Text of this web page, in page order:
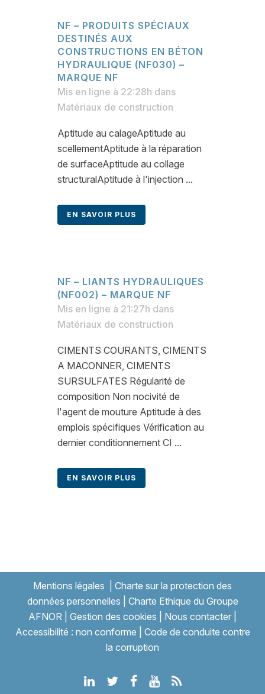
NF – PRODUITS SPÉCIAUX
DESTINÉS AUX
CONSTRUCTIONS EN BÉTON
HYDRAULIQUE (NF030) –
MARQUE NF
Mis en ligne à 22:28h dans
Matériaux de construction
Aptitude au calageAptitude au
scellementAptitude à la réparation
de surfaceAptitude au collage
structuralAptitude à l'injection ...
EN SAVOIR PLUS
NF – LIANTS HYDRAULIQUES
(NF002) – MARQUE NF
Mis en ligne à 21:27h dans
Matériaux de construction
CIMENTS COURANTS, CIMENTS
A MACONNER, CIMENTS
SURSULFATES Régularité de
composition Non nocivité de
l'agent de mouture Aptitude à des
emplois spécifiques Vérification au
dernier conditionnement CI ...
EN SAVOIR PLUS
Mentions légales
Charte sur la protection des
données personnelles
Charte Ethique du Groupe
AFNOR
Gestion des cookies Nous contacter
Accessibilité : non conforme
Code de conduite contre
la corruption